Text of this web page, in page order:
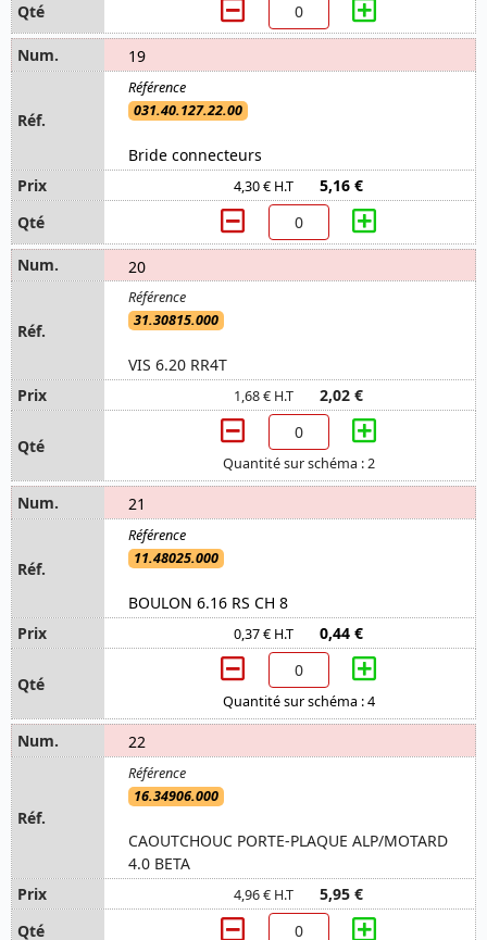
19
031.40.127.22.00
Bride connecteurs
4,30 € H.T 5,16 €
20
31.30815.000
VIS 6.20 RR4T
1,68 € H.T 2,02 €
Quantité sur schéma : 2
21
11.48025.000
BOULON 6.16 RS CH 8
0,37 € H.T 0,44 €
Quantité sur schéma : 4
22
16.34906.000
CAOUTCHOUC PORTE-PLAQUE ALP/MOTARD
4.0 BETA
4,96 € H.T 5,95 €